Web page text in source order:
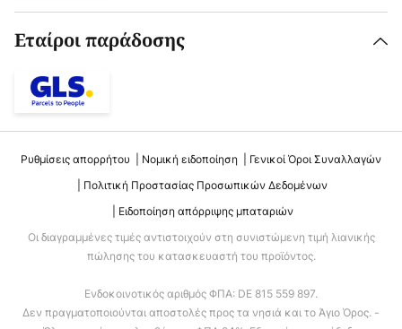
Εταίροι παράδοσης
Ρυθμίσεις απορρήτου Νομική ειδοποίηση
Γενικοί Όροι Συναλλαγών
Πολιτική Προστασίας Προσωπικών Δεδομένων
Ειδοποίηση απόρριψης μπαταριών
Οι διαγραμμένες τιμές αντιστοιχούν στη συνιστώμενη τιμή λιανικής
πώλησης του κατασκευαστή του προϊόντος.
Ενδοκοινοτικός αριθμός ΦΠΑ: DE 815 559 897.
Δεν πραγματοποιούνται αποστολές προς τα νησιά και το Άγιο Όρος. -